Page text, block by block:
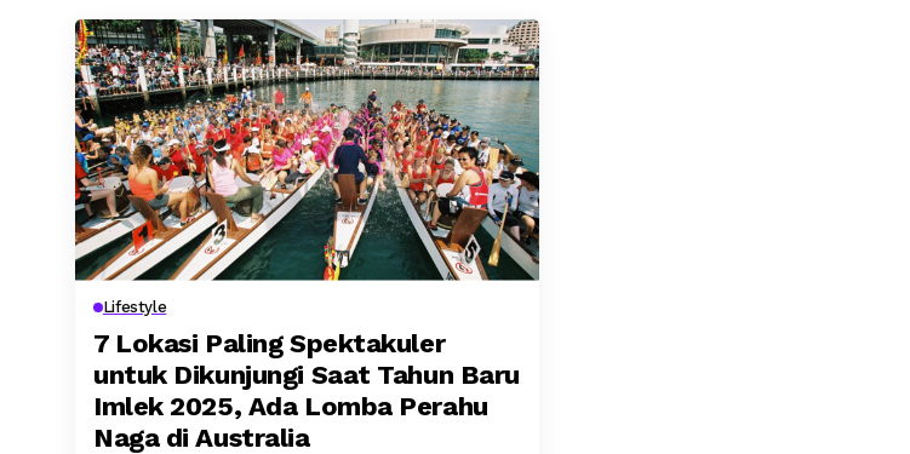
Lifestyle
7 Lokasi Paling Spektakuler
untuk Dikunjungi Saat Tahun Baru
Imlek 2025, Ada Lomba Perahu
Naga di Australia